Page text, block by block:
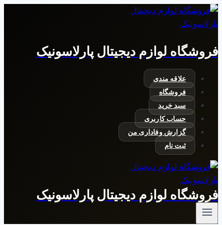
بازگشت
به
فروشگاه لوازم دیجیتال پارلاسونیک
علاقه مندی
فروشگاه
سبد خرید
حساب کاربری
گزارش وفاداری من
ثبت نام
فروشگاه لوازم دیجیتال پارلاسونیک